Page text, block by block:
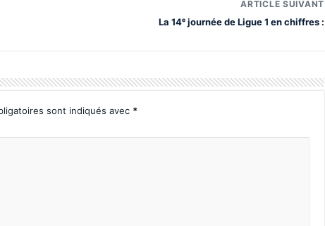
ARTICLE SUIVANT
La 14ᵉ journée de Ligue 1 en chiffres :
sont indiqués avec *